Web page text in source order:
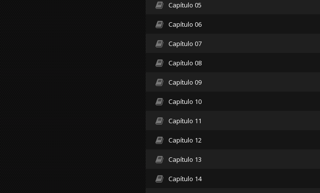
Capítulo 05
Capítulo 06
Capítulo 07
Capítulo 08
Capítulo 09
Capítulo 10
Capítulo 11
Capítulo 12
Capítulo 13
Capítulo 14